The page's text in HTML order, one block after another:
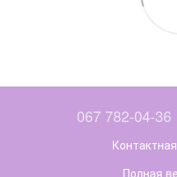
067 782-04-36
Полная